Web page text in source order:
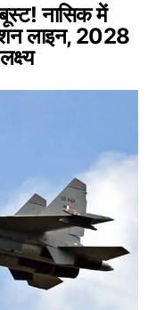
बूस्ट! नासिक में
लाइन, 2028